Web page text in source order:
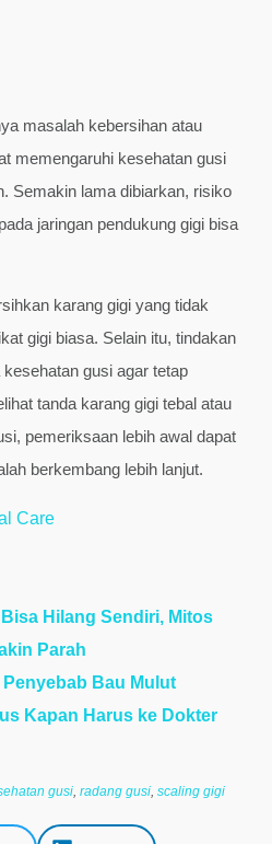
masalah kebersihan atau
memengaruhi kesehatan gusi
Semakin lama dibiarkan, risiko
jaringan pendukung gigi bisa
karang gigi yang tidak
gigi biasa. Selain itu, tindakan
gusi agar tetap
tanda karang gigi tebal atau
pemeriksaan lebih awal dapat
berkembang lebih lanjut.
Care
Hilang Sendiri, Mitos
Parah
Bau Mulut
Kapan Harus ke Dokter
gusi, radang gusi, scaling gigi